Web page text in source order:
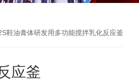
鞋油膏体研发用多功能搅拌乳化反应釜
应釜